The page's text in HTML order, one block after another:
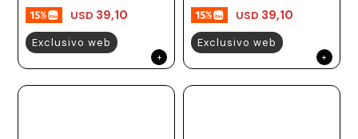
USD 39,10
Exclusivo web
USD 39,10
Exclusivo web